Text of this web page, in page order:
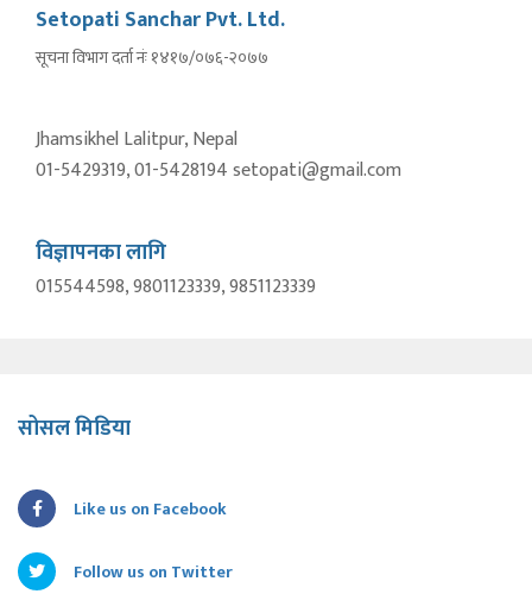
Setopati Sanchar Pvt. Ltd.
सूचना विभाग दर्ता नंः १४१७/०७६-२०७७
Jhamsikhel Lalitpur, Nepal
01-5429319, 01-5428194 setopati@gmail.com
विज्ञापनका लागि
015544598, 9801123339, 9851123339
सोसल मिडिया
Like us on Facebook
Follow us on Twitter